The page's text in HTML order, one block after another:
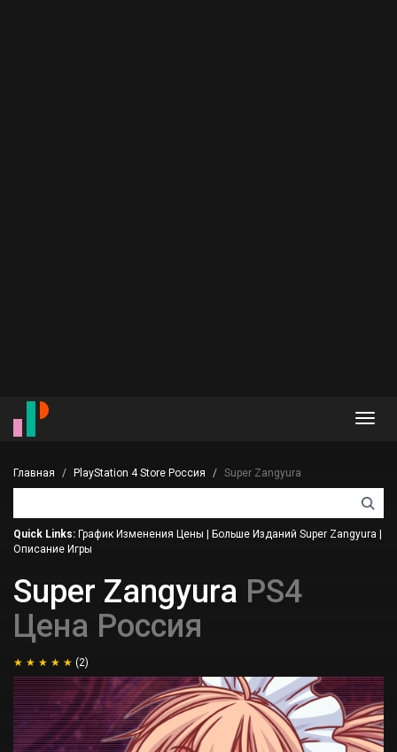
Главная PlayStation 4 Store Россия Super Zangyura
Quick Links: График Изменения Цены Больше Изданий Super Zangyura
Описание Игры
Super Zangyura PS4
Цена Россия
(2)